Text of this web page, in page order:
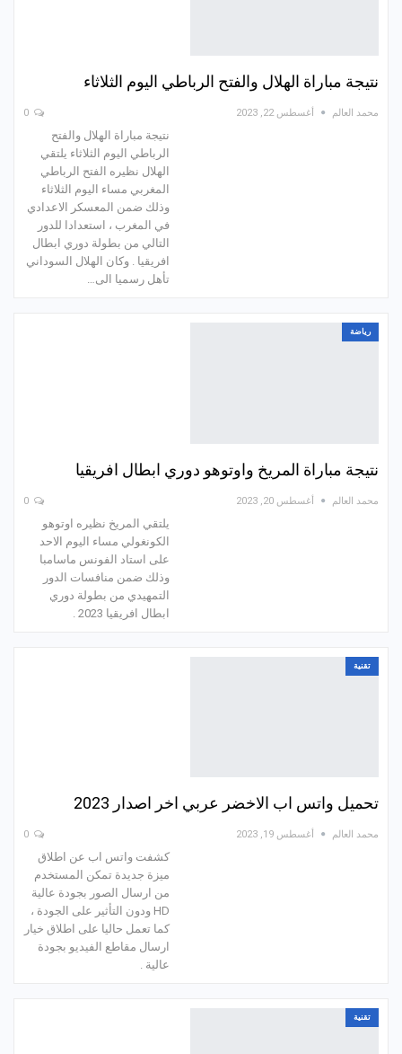
نتيجة مباراة الهلال والفتح الرباطي اليوم الثلاثاء
محمد العالم أغسطس 22, 2023
نتيجة مباراة الهلال والفتح
الرباطي اليوم الثلاثاء يلتقي
الهلال نظيره الفتح الرباطي
المغربي مساء اليوم الثلاثاء
وذلك ضمن المعسكر الاعدادي
في المغرب ، استعدادا للدور
التالي من بطولة دوري ابطال
افريقيا . وكان الهلال السوداني
تأهل رسميا الى…
رياضة
نتيجة مباراة المريخ واوتوهو دوري ابطال افريقيا
محمد العالم أغسطس 20, 2023
يلتقي المريخ نظيره اوتوهو
الكونغولي مساء اليوم الاحد
على استاد الفونس ماسامبا
وذلك ضمن منافسات الدور
التمهيدي من بطولة دوري
ابطال افريقيا 2023 .
تقنية
تحميل واتس اب الاخضر عربي اخر اصدار 2023
محمد العالم أغسطس 19, 2023
كشفت واتس اب عن اطلاق
ميزة جديدة تمكن المستخدم
من ارسال الصور بجودة عالية
HD ودون التأثير على الجودة ،
كما تعمل حاليا على اطلاق خيار
ارسال مقاطع الفيديو بجودة
عالية .
تقنية